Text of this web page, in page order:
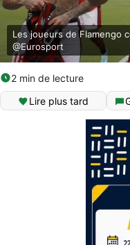
Les joueurs de Flamengo
@Eurosport
2 min de lecture
Lire plus tard